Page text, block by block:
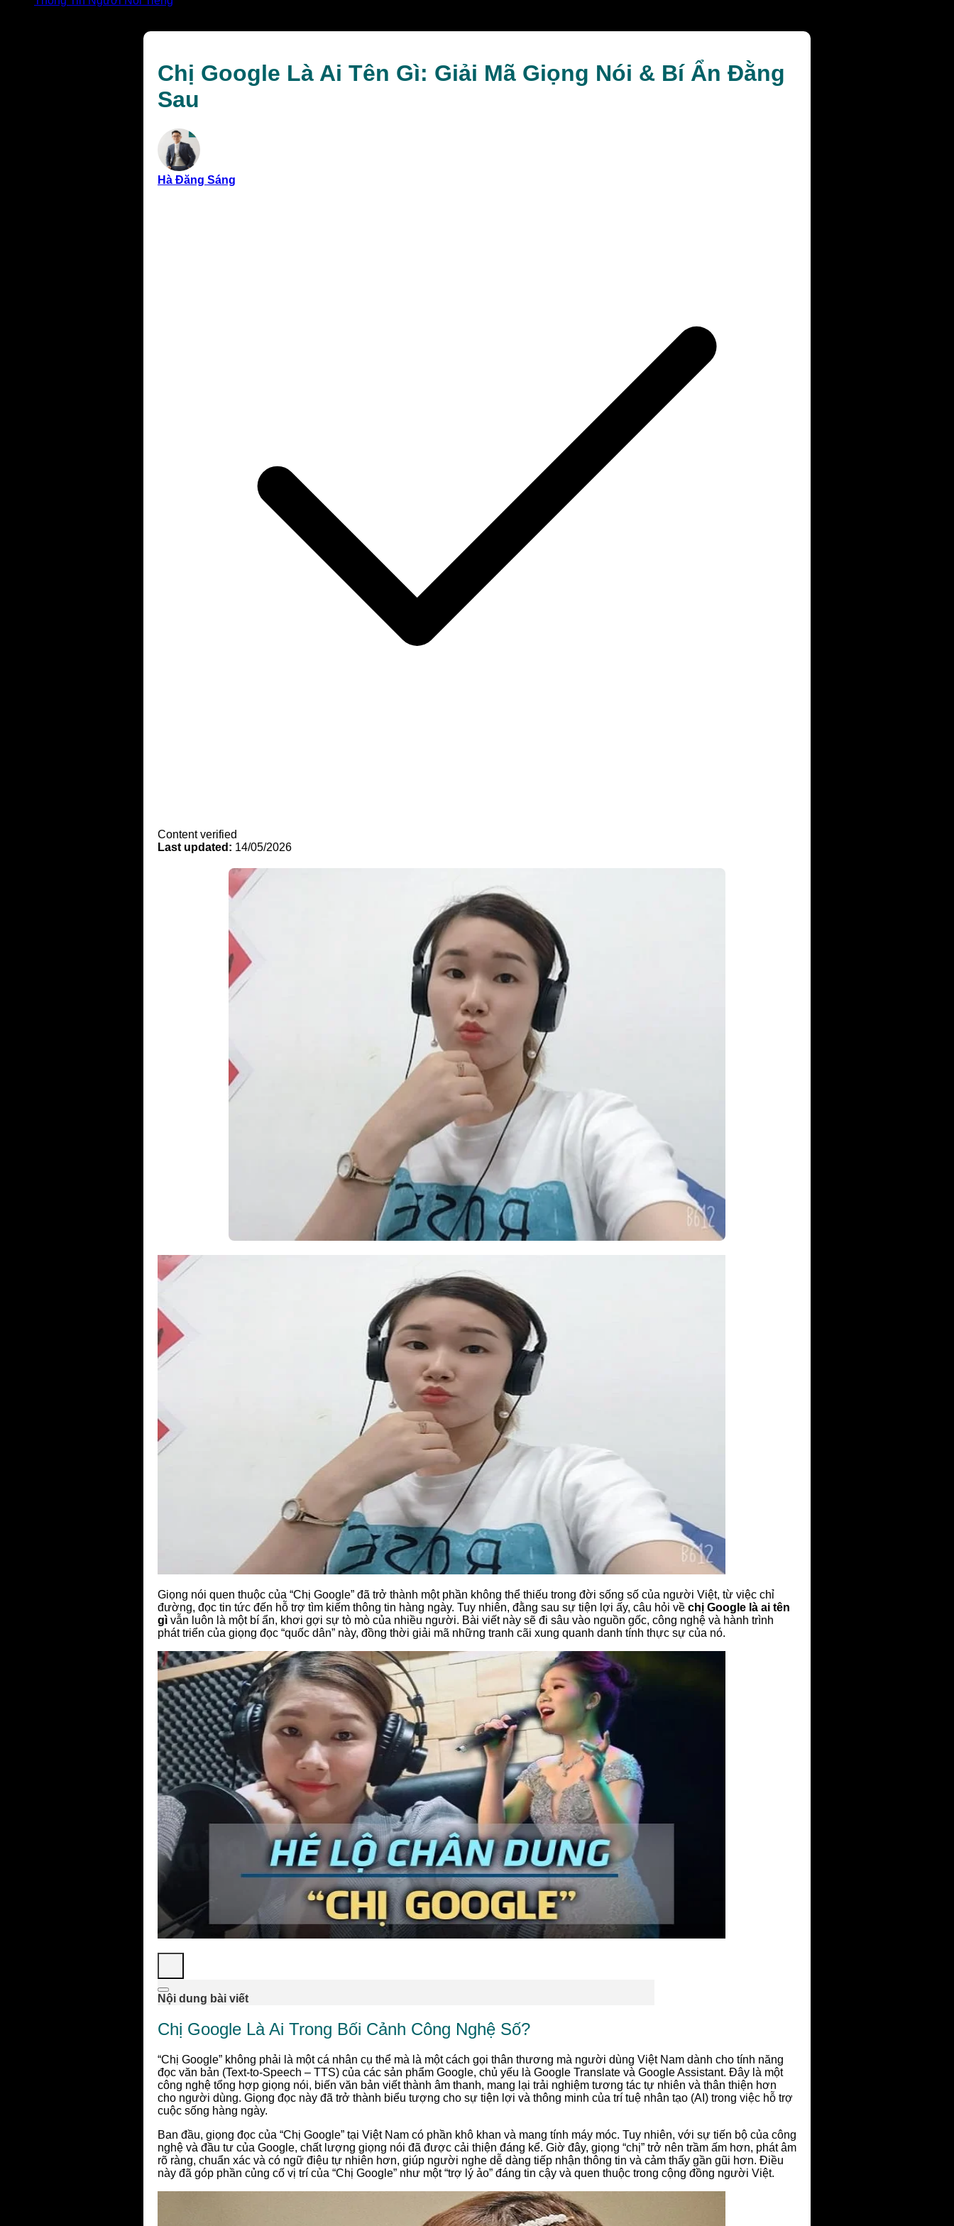
Chị Google Là Ai Tên Gì: Giải Mã Giọng Nói & Bí Ẩn Đằng
Sau
Hà Đăng Sáng
Content verified
Last updated: 14/05/2026
Giọng nói quen thuộc của “Chị Google” đã trở thành một phần không thể thiếu trong đời sống số của người Việt, từ việc chỉ
đường, đọc tin tức đến hỗ trợ tìm kiếm thông tin hàng ngày. Tuy nhiên, đằng sau sự tiện lợi ấy, câu hỏi về chị Google là ai tên
gì vẫn luôn là một bí ẩn, khơi gợi sự tò mò của nhiều người. Bài viết này sẽ đi sâu vào nguồn gốc, công nghệ và hành trình
phát triển của giọng đọc “quốc dân” này, đồng thời giải mã những tranh cãi xung quanh danh tính thực sự của nó.
Nội dung bài viết
Chị Google Là Ai Trong Bối Cảnh Công Nghệ Số?
“Chị Google” không phải là một cá nhân cụ thể mà là một cách gọi thân thương mà người dùng Việt Nam dành cho tính năng
đọc văn bản (Text-to-Speech – TTS) của các sản phẩm Google, chủ yếu là Google Translate và Google Assistant. Đây là một
công nghệ tổng hợp giọng nói, biến văn bản viết thành âm thanh, mang lại trải nghiệm tương tác tự nhiên và thân thiện hơn
cho người dùng. Giọng đọc này đã trở thành biểu tượng cho sự tiện lợi và thông minh của trí tuệ nhân tạo (AI) trong việc hỗ trợ
cuộc sống hàng ngày.
Ban đầu, giọng đọc của “Chị Google” tại Việt Nam có phần khô khan và mang tính máy móc. Tuy nhiên, với sự tiến bộ của công
nghệ và đầu tư của Google, chất lượng giọng nói đã được cải thiện đáng kể. Giờ đây, giọng “chị” trở nên trầm ấm hơn, phát âm
rõ ràng, chuẩn xác và có ngữ điệu tự nhiên hơn, giúp người nghe dễ dàng tiếp nhận thông tin và cảm thấy gần gũi hơn. Điều
này đã góp phần củng cố vị trí của “Chị Google” như một “trợ lý ảo” đáng tin cậy và quen thuộc trong cộng đồng người Việt.